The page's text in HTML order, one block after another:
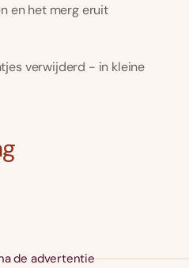
en het merg eruit
verwijderd - in kleine
de advertentie